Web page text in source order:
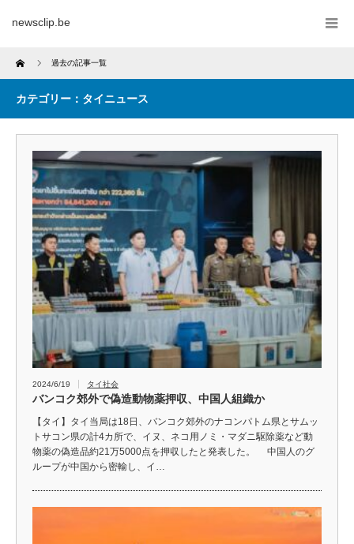
newsclip.be
Home 過去の記事一覧
カテゴリー：タイニュース
2024/6/19 タイ社会
バンコク郊外で偽造動物薬押収、中国人組織か
【タイ】タイ当局は18日、バンコク郊外のナコンパトム県とサムッ
トサコン県の計4カ所で、イヌ、ネコ用ノミ・マダニ駆除薬など動
物薬の偽造品約21万5000点を押収したと発表した。 中国人のグ
ループが中国から密輸し、イ…